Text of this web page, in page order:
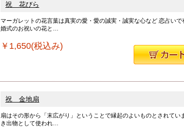
祝 花びら
マーガレットの花言葉は真実の愛・愛の誠実・誠実な心など 恋占い
婚式のお祝いの花と…
￥1,650(税込み)
祝 金地扇
扇はその形から「末広がり」ということで縁起のよいものとされてい
き出物として使われ…